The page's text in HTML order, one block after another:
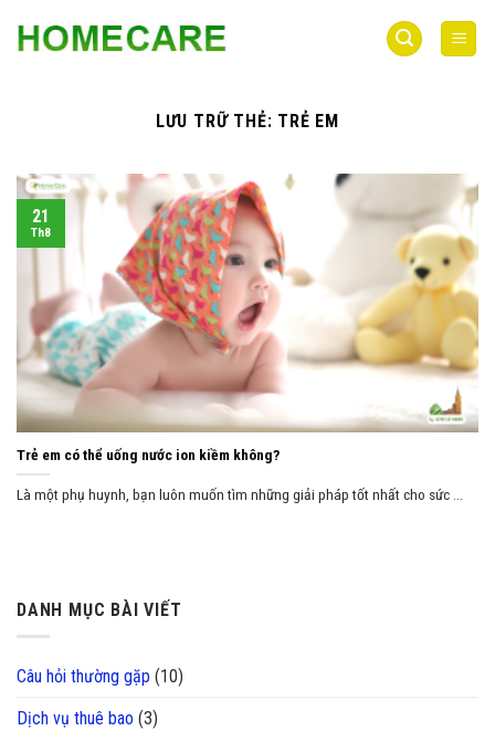
qua
LƯU TRỮ THẺ: TRẺ EM
DANH MỤC BÀI VIẾT
Câu hỏi thường gặp (10)
Dịch vụ thuê bao (3)
Trẻ em có thể uống nước ion kiềm không?
Là một phụ huynh, bạn luôn muốn tìm những giải pháp tốt nhất cho sức ...
21
Th8